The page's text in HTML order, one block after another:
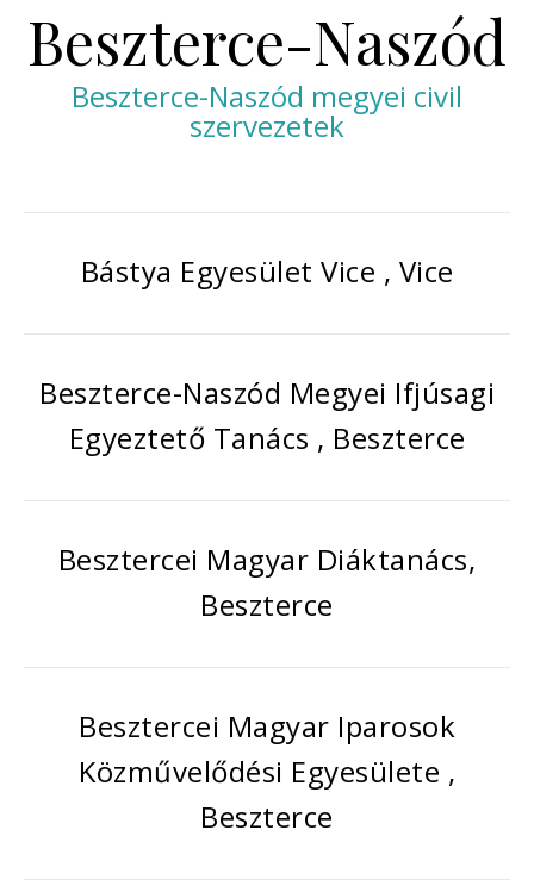
Beszterce-Naszód
Beszterce-Naszód megyei civil
szervezetek
Bástya Egyesület Vice , Vice
Beszterce-Naszód Megyei Ifjúsagi
Egyeztető Tanács , Beszterce
Besztercei Magyar Diáktanács,
Beszterce
Besztercei Magyar Iparosok
Közművelődési Egyesülete ,
Beszterce